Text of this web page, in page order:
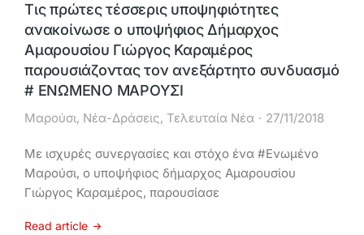
Τις πρώτες τέσσερις υποψηφιότητες
ανακοίνωσε ο υποψήφιος Δήμαρχος
Αμαρουσίου Γιώργος Καραμέρος
παρουσιάζοντας τον ανεξάρτητο συνδυασμό
# ΕΝΩΜΕΝΟ ΜΑΡΟΥΣΙ
Μαρούσι, Νέα-Δράσεις, Τελευταία Νέα 27/11/2018
Με ισχυρές συνεργασίες και στόχο ένα #Ενωμένο
Μαρούσι, ο υποψήφιος δήμαρχος Αμαρουσίου
Γιώργος Καραμέρος, παρουσίασε
Read article